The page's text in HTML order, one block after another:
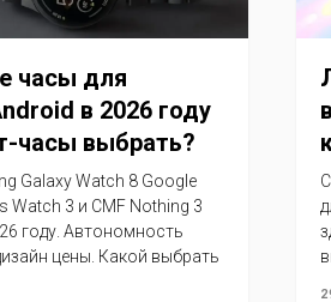
часы для
в 2026 году
часы выбрать?
Galaxy Watch 8 Google
Watch 3 и CMF Nothing 3
году. Автономность
цены. Какой выбрать